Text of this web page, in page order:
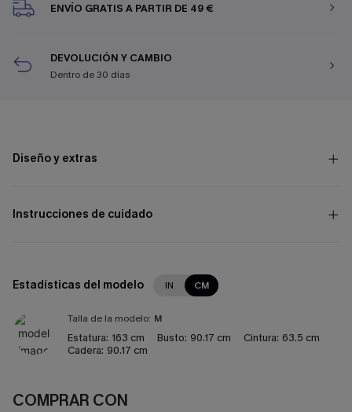
ENVÍO GRATIS A PARTIR DE 49 €
DEVOLUCIÓN Y CAMBIO
Dentro de 30 días
Diseño y extras
Instrucciones de cuidado
Estadísticas del modelo IN CM
Talla de la modelo: M
Estatura: 163 cm Busto: 90.17 cm Cintura: 63.5 cm
Cadera: 90.17 cm
COMPRAR CON